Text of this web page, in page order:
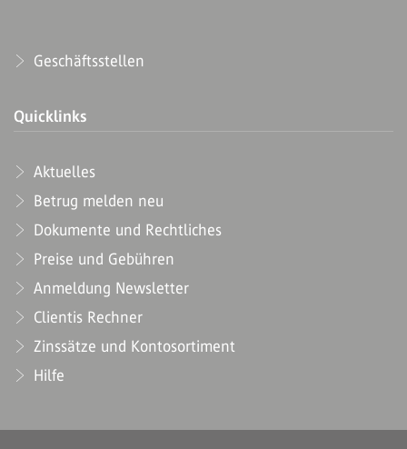
Geschäftsstellen
Quicklinks
Aktuelles
Betrug melden neu
Dokumente und Rechtliches
Preise und Gebühren
Anmeldung Newsletter
Clientis Rechner
Zinssätze und Kontosortiment
Hilfe